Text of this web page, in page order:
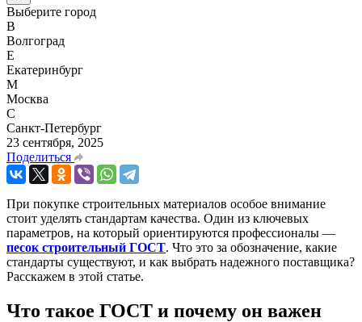
Выберите город
В
Волгоград
Е
Екатеринбург
М
Москва
С
Санкт-Петербург
23 сентября, 2025
Поделиться
При покупке строительных материалов особое внимание
стоит уделять стандартам качества. Один из ключевых
параметров, на который ориентируются профессионалы —
песок строительный ГОСТ. Что это за обозначение, какие
стандарты существуют, и как выбрать надежного поставщика?
Расскажем в этой статье.
Что такое ГОСТ и почему он важен